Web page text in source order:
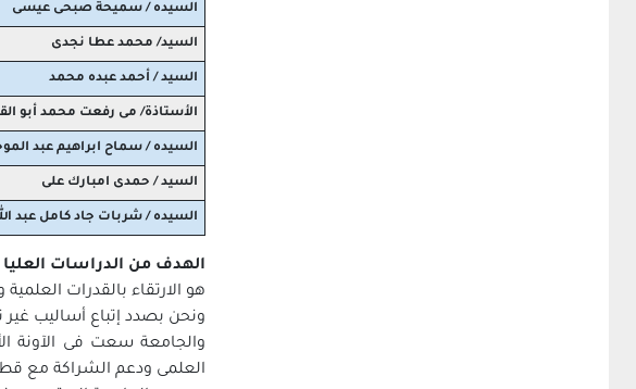
السيده / سميحة صبحى عيسى
السيد/ محمد عطا نجدى
السيد / أحمد عبده محمد
الأستاذة/ مى رفعت محمد أبو
السيده / سماح ابراهيم عبد
السيد / حمدى امبارك على
السيده / شربات جاد كامل عبد
الهدف من الدراسات
هو الارتقاء بالقدرات
ونحن بصدد إتباع أساليب
والجامعة سعت فى الآونة
العلمى ودعم الشراكة مع